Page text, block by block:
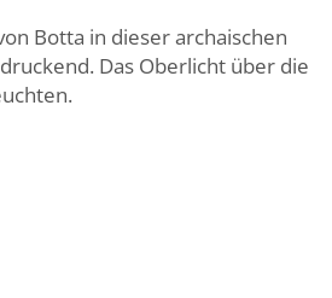
Botta in dieser archaischen
Das Oberlicht über die